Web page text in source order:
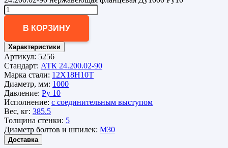
В КОРЗИНУ
Характеристики
Артикул: 5256
Стандарт: АТК 24.200.02-90
Марка стали: 12Х18Н10Т
Диаметр, мм: 1000
Давление: Ру 10
Исполнение: с соединительным выступом
Вес, кг: 385.5
Толщина стенки: 5
Диаметр болтов и шпилек: М30
Доставка